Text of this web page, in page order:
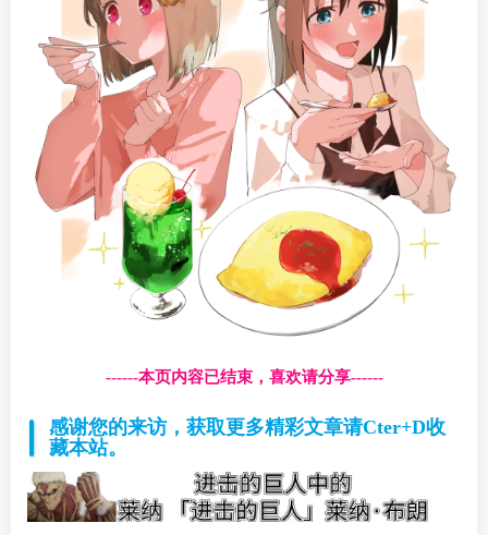
------本页内容已结束，喜欢请分享------
感谢您的来访，获取更多精彩文章请Cter+D收
藏本站。